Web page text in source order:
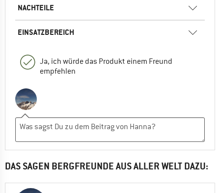
NACHTEILE
EINSATZBEREICH
Ja, ich würde das Produkt einem Freund
empfehlen
DAS SAGEN BERGFREUNDE AUS ALLER WELT DAZU: